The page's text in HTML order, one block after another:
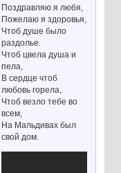
Поздравляю я любя,
Пожелаю я здоровья,
Чтоб душе было
раздолье.
Чтоб цвела душа и
пела,
В сердце чтоб
любовь горела,
Чтоб везло тебе во
всем,
На Мальдивах был
свой дом.